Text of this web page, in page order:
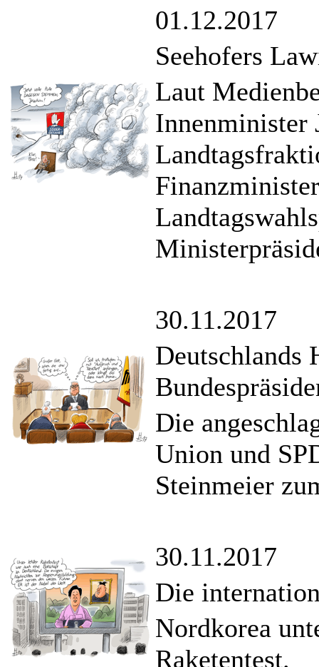
01.12.2017
Seehofers
Laut
Innenminister
30.11.2017
Deutschlands
Die
Union und
Steinmeier
30.11.2017
Die
Nordkorea
Raketentest.